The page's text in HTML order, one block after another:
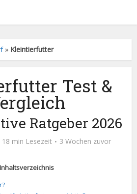
» Kleintierfutter
Test &
Ratgeber 2026
18 min Lesezeit 3 Wochen zuvor
Inhaltsverzeichnis